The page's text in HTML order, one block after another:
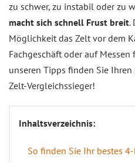
zu schwer, zu instabil oder zu
macht sich schnell Frust breit.
Möglichkeit das Zelt vor dem
Fachgeschäft oder auf
unseren Tipps finden Sie
Zelt-Vergleichssieger!
Inhaltsverzeichnis:
So finden Sie Ihr bestes